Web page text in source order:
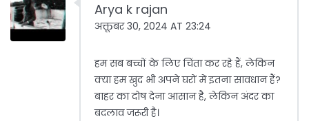
Arya k rajan
अक्तूबर 30, 2024 AT 23:24
हम सब बच्चों के लिए चिंता कर रहे हैं, लेकिन
क्या हम खुद भी अपने घरों में इतना सावधान हैं?
बाहर का दोष देना आसान है, लेकिन अंदर का
बदलाव जरूरी है।